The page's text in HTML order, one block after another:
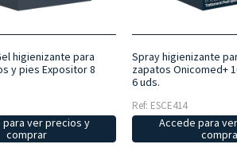
higienizante para
y pies Expositor 8
para ver precios y
comprar
Spray higienizante
zapatos Onicomed+
6 uds.
Ref: ESCE414
Accede para